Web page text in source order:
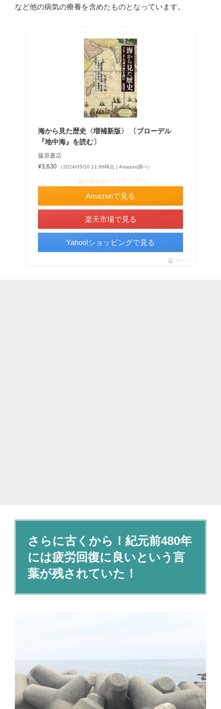
など他の病気の療養を含めたものとなっています。
海から見た歴史〈増補新版〉 〔ブローデル
『地中海』を読む〕
藤原書店
¥3,630
（2024/05/10 11:06時点 | Amazon調べ）
＼最大10％ポイントアップ！／
Amazonで見る
楽天市場で見る
Yahoo!ショッピングで見る
ポチップ
さらに古くから！紀元前480年
には疲労回復に良いという言
葉が残されていた！